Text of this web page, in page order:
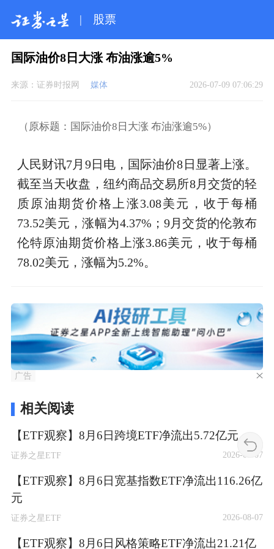
| 股票
国际油价8日大涨 布油涨逾5%
来源： 证券时报网 媒体 2026-07-09 07:06:29
（原标题：国际油价8日大涨 布油涨逾5%）
人民财讯7月9日电，国际油价8日显著上涨。
截至当天收盘，纽约商品交易所8月交货的轻
质原油期货价格上涨3.08美元，收于每桶
73.52美元，涨幅为4.37%；9月交货的伦敦布
伦特原油期货价格上涨3.86美元，收于每桶
78.02美元，涨幅为5.2%。
广告
相关阅读
【ETF观察】8月6日跨境ETF净流出5.72亿元
证券之星ETF 2026-08-07
【ETF观察】8月6日宽基指数ETF净流出116.26亿
元
证券之星ETF 2026-08-07
【ETF观察】8月6日风格策略ETF净流出21.21亿